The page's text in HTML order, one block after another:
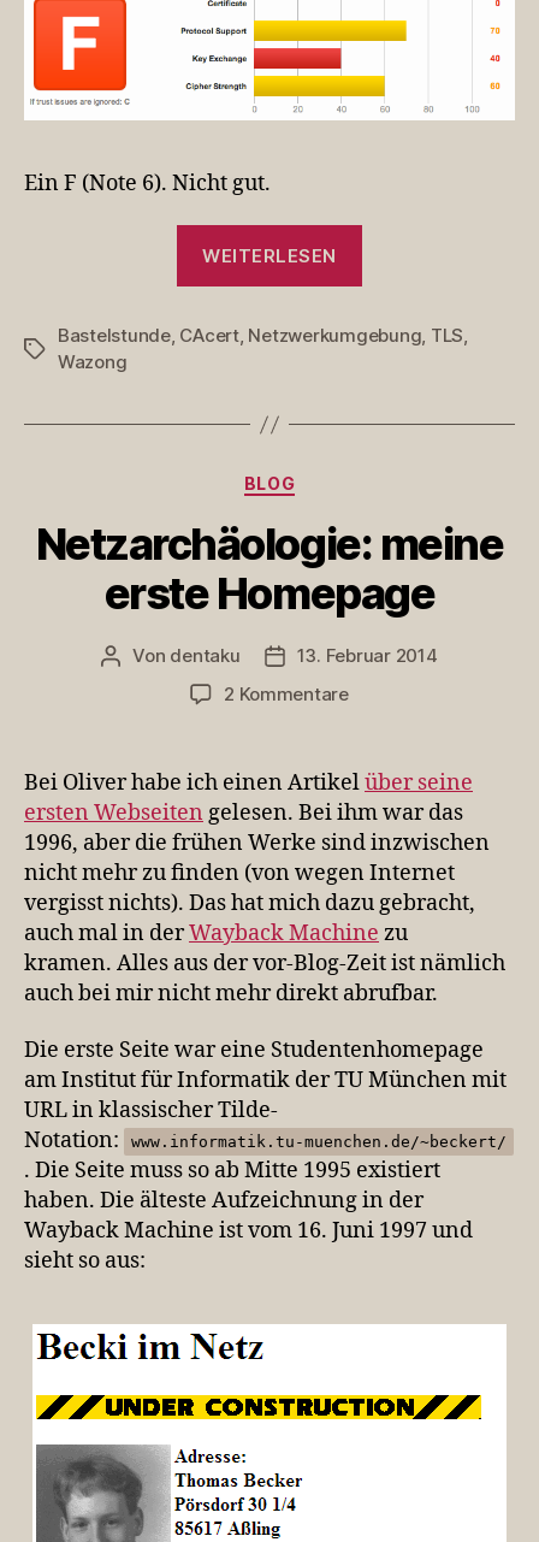
Ein F (Note 6). Nicht gut.
WEITERLESEN
Schlagwörter
Bastelstunde, CAcert, Netzwerkumgebung, TLS,
Wazong
Kategorien
BLOG
Netzarchäologie: meine
erste Homepage
Beitragsautor
Von dentaku Veröffentlichungsdatum
13. Februar 2014
2 Kommentarezu
erste
Homepage
Bei Oliver habe ich einen Artikelüber seine
ersten Webseiten gelesen. Bei ihm war das
1996, aber die frühen Werke sind inzwischen
nicht mehr zu finden (von wegen Internet
vergisst nichts). Das hat mich dazu gebracht,
auch mal in derWayback Machine zu
kramen. Alles aus der vor-Blog-Zeit ist nämlich
auch bei mir nicht mehr direkt abrufbar.
Die erste Seite war eine Studentenhomepage
am Institut für Informatik der TU München mit
URL in klassischer Tilde-
Notation:
www.informatik.tu-muenchen.de/~beckert/
. Die Seite muss so ab Mitte 1995 existiert
haben. Die älteste Aufzeichnung in der
Wayback Machine ist vom 16. Juni 1997 und
sieht so aus: